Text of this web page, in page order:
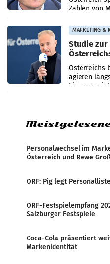
Zahlen von
ersten
verzeichnete
MARKETING &
Studie zur
werden
Österreichs
agieren
Eine neue
Personalwechsel im
Österreich und Rewe
ORF: Pig legt
ORF-Festspielempfang
Salzburger Festspiele
Coca-Cola präsentiert
Markenidentität